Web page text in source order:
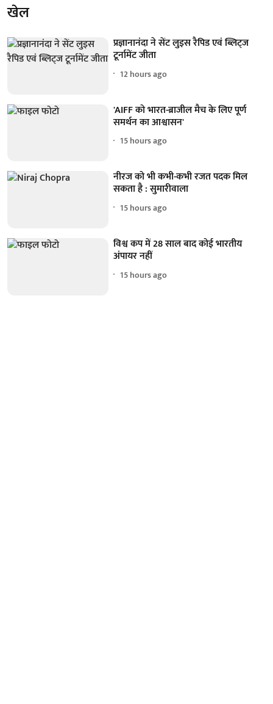
खेल
प्रज्ञानानंदा ने सेंट लुइस रैपिड एवं ब्लिट्ज
टूर्नामेंट जीता
12 hours ago
'AIFF को भारत-ब्राजील मैच के लिए पूर्ण
समर्थन का आश्वासन'
15 hours ago
नीरज को भी कभी-कभी रजत पदक मिल
सकता है : सुमारीवाला
15 hours ago
विश्व कप में 28 साल बाद कोई भारतीय
अंपायर नहीं
15 hours ago